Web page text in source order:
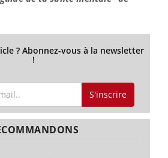
? Abonnez-vous à la newsletter
!
S'inscrire